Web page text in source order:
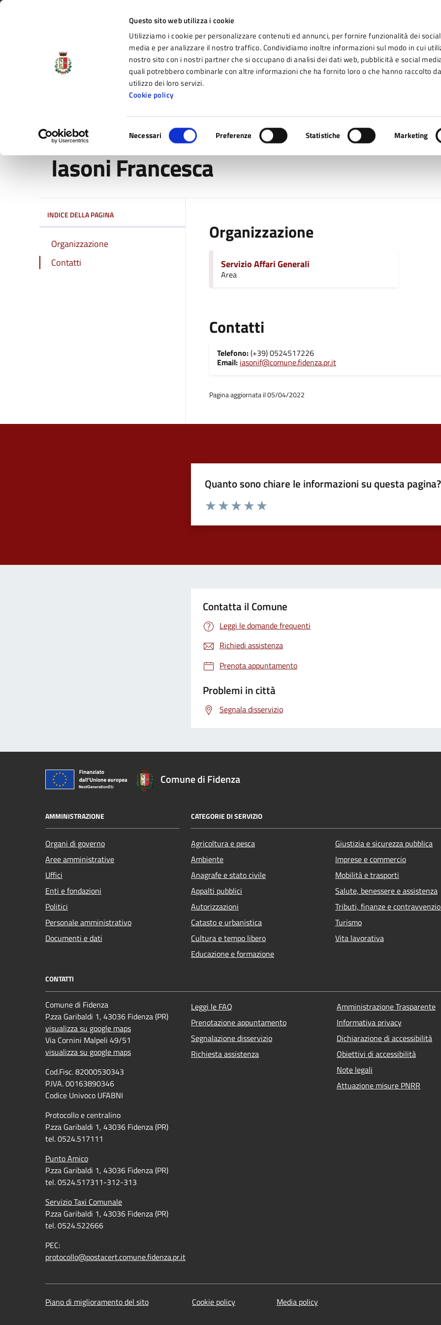
Questo sito web utilizza i cookie
Utilizziamo i cookie per personalizzare contenuti ed annunci, per fornire funzionalità dei social
media e per analizzare il nostro traffico. Condividiamo inoltre informazioni sul modo in cui
nostro sito con i nostri partner che si occupano di analisi dei dati web, pubblicità e social
quali potrebbero combinarle con altre informazioni che ha fornito loro o che hanno raccolto
utilizzo dei loro servizi.
Cookie policy
del
consenso
Necessari Preferenze Statistiche Marketing
Vai al contenuto principale
Vai alla navigazione del sito
Vai al piede di pagina
Comune di Fidenza
il portale di servizi e informazioni del Comune di Fidenza
Novità
Home / Amministrazione / Personale amministrativo / Iasoni Francesca
Iasoni Francesca
INDICE DELLA PAGINA
Organizzazione
Contatti
Organizzazione
Servizio Affari Generali
Area
Contatti
Telefono:(+39) 0524517226
Email: iasonif@comune.fidenza.pr.it
Pagina aggiornata il 05/04/2022
Quanto sono chiare le informazioni su questa pagina?
Valuta da 1 a 5 stelle la pagina
Contatta il Comune
Leggi le domande frequenti
Richiedi assistenza
Prenota appuntamento
Problemi in città
Segnala disservizio
Comune di Fidenza
AMMINISTRAZIONE
Organi di governo
Aree amministrative
Uffici
Enti e fondazioni
Politici
Personale amministrativo
Documenti e dati
CATEGORIE DI SERVIZIO
Agricoltura e pesca
Ambiente
Anagrafe e stato civile
Appalti pubblici
Autorizzazioni
Catasto e urbanistica
Cultura e tempo libero
Educazione e formazione
Giustizia e sicurezza pubblica
Imprese e commercio
Mobilità e trasporti
Salute, benessere e assistenza
Tributi, finanze e
Turismo
Vita lavorativa
CONTATTI
Comune di Fidenza
P.zza Garibaldi 1, 43036 Fidenza (PR)
visualizza su google maps
Via Cornini Malpeli 49/51
visualizza su google maps
Cod.Fisc. 82000530343
P.IVA. 00163890346
Codice Univoco UFABNI
Protocollo e centralino
P.zza Garibaldi 1, 43036 Fidenza (PR)
tel. 0524.517111
Punto Amico
P.zza Garibaldi 1, 43036 Fidenza (PR)
tel. 0524.517311-312-313
Servizio Taxi Comunale
P.zza Garibaldi 1, 43036 Fidenza (PR)
tel. 0524.522666
PEC:
protocollo@postacert.comune.fidenza.pr.it
Leggi le FAQ
Prenotazione appuntamento
Segnalazione disservizio
Richiesta assistenza
Amministrazione Trasparente
Informativa privacy
Dichiarazione di accessibilità
Obiettivi di accessibilità
Note legali
Attuazione misure PNRR
Piano di miglioramento del sito Cookie policy Media policy